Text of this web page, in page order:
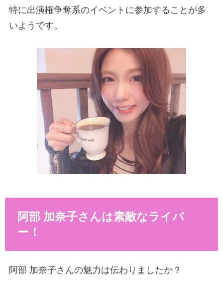
特に出演権争奪系のイベントに参加することが多
いようです。
阿部 加奈子さんは素敵なライバ
ー！
阿部 加奈子さんの魅力は伝わりましたか？